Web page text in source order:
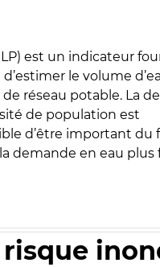
est un indicateur
le volume
réseau potable. La
de population est
d’être important du
demande en eau plus